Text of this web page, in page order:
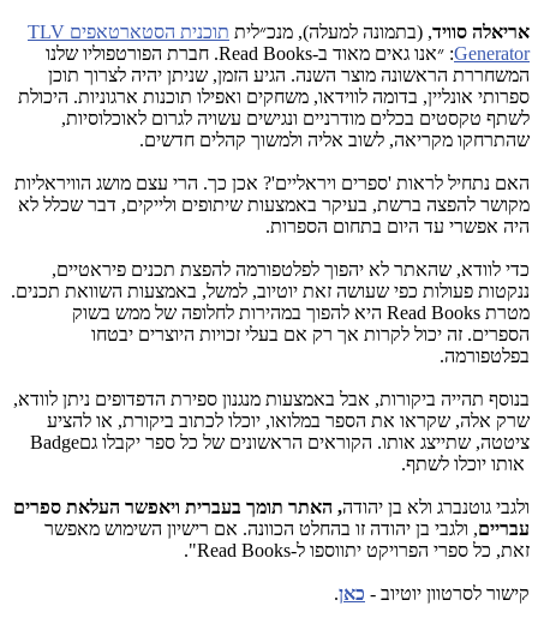
אריאלה סוויד, (בתמונה למעלה), מנכ״לית תוכנית הסטארטאפים TLV
Generator: ״אנו גאים מאוד ב-Read Books. חברת הפורטפוליו שלנו
המשחררת הראשונה מוצר השנה. הגיע הזמן, שניתן יהיה לצרוך תוכן
ספרותי אונליין, בדומה לווידאו, משחקים ואפילו תוכנות ארגוניות. היכולת
לשתף טקסטים בכלים מודרניים ונגישים עשויה לגרום לאוכלוסיות,
שהתרחקו מקריאה, לשוב אליה ולמשוך קהלים חדשים.
האם נתחיל לראות 'ספרים ויראליים'? אכן כך. הרי עצם מושג הוויראליות
מקושר להפצה ברשת, בעיקר באמצעות שיתופים ולייקים, דבר שכלל לא
היה אפשרי עד היום בתחום הספרות.
כדי לוודא, שהאתר לא יהפוך לפלטפורמה להפצת תכנים פיראטיים,
ננקטות פעולות כפי שעושה זאת יוטיוב, למשל, באמצעות השוואת תכנים.
מטרת Read Books היא להפוך במהירות לחלופה של ממש בשוק
הספרים. זה יכול לקרות אך רק אם בעלי זכויות היוצרים יבטחו
בפלטפורמה.
בנוסף תהייה ביקורות, אבל באמצעות מנגנון ספירת הדפדופים ניתן לוודא,
שרק אלה, שקראו את הספר במלואו, יוכלו לכתוב ביקורת, או להציע
ציטטה, שתייצג אותו. הקוראים הראשונים של כל ספר יקבלו גםBadge
אותו יוכלו לשתף.
ולגבי גוטנברג ולא בן יהודה, האתר תומך בעברית ויאפשר העלאת ספרים
עבריים, ולגבי בן יהודה זו בהחלט הכוונה. אם רישיון השימוש מאפשר
זאת, כל ספרי הפרויקט יתווספו ל-Read Books
".
קישור לסרטוון יוטיוב - כאן.